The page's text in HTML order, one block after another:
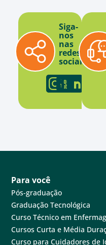
Siga-
nos
nas
redes
sociais
Para você
Pós-graduação
Graduação Tecnológica
Curso Técnico em
Cursos Curta e Média
Curso para Cuidadores de